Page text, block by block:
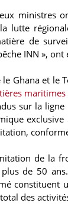
ministres
la lutte
de
INN »,
Ghana et le
maritimes
sur la
de la
de 50
constituent
des